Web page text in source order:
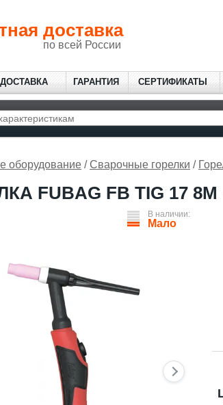
доставка
по всей России
ГАРАНТИЯ СЕРТИФИКАТЫ
оборудование / Сварочные горелки /
FUBAG FB TIG 17 8M
В наличии:
Мало